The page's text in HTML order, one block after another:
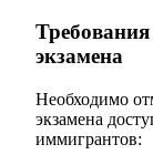
экзамена
Необходимо
экзамена
иммигрантов: